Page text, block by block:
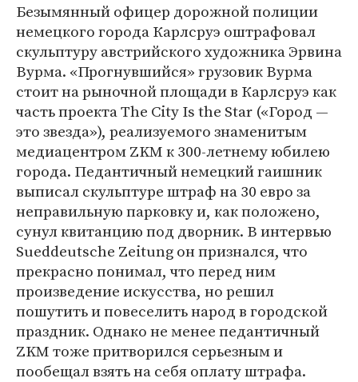
Безымянный офицер дорожной полиции
немецкого города Карлсруэ оштрафовал
скульптуру австрийского художника Эрвина
Вурма. «Прогнувшийся» грузовик Вурма
стоит на рыночной площади в Карлсруэ как
часть проекта The City Is the Star («Город —
это звезда»), реализуемого знаменитым
медиацентром ZKM к 300-летнему юбилею
города. Педантичный немецкий гаишник
выписал скульптуре штраф на 30 евро за
неправильную парковку и, как положено,
сунул квитанцию под дворник. В интервью
Sueddeutsche Zeitung он признался, что
прекрасно понимал, что перед ним
произведение искусства, но решил
пошутить и повеселить народ в городской
праздник. Однако не менее педантичный
ZKM тоже притворился серьезным и
пообещал взять на себя оплату штрафа.